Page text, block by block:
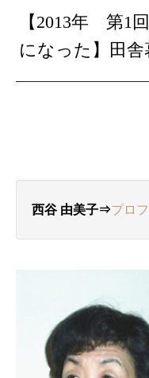
【2013年 第1
になった】田
西谷 由美子⇒プロ